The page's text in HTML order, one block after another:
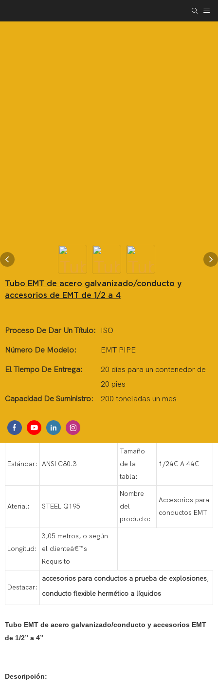
Tubo EMT de acero galvanizado/conducto y
accesorios de EMT de 1/2 a 4
Proceso De Dar Un Título: ISO
Número De Modelo: EMT PIPE
El Tiempo De Entrega:
20 días para un contenedor de
20 pies
Capacidad De Suministro:
200 toneladas un mes
Estándar: ANSI C80.3
Tamaño
de la
tabla:
1/2â€ A 4â€
Aterial: STEEL Q195
Nombre
del
producto:
Accesorios para
conductos EMT
Longitud:
3,05 metros, o según
el clienteâ€™s
Requisito
Destacar:
accesorios para conductos a prueba de explosiones,
conducto flexible hermético a líquidos
Tubo EMT de acero galvanizado/conducto y accesorios EMT
de 1/2” a 4”
Descripción: